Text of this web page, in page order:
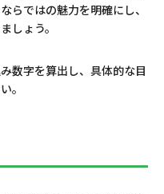
らではの魅力を明確にし、
しょう。
数字を算出し、具体的な目
。